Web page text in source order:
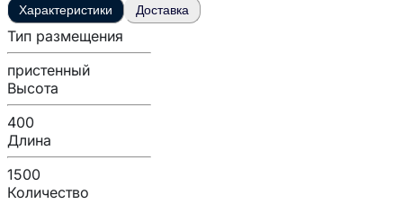
Характеристики Доставка
Тип размещения
пристенный
Высота
400
Длина
1500
Количество